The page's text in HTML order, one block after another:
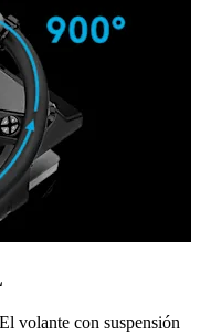
volante con suspensión